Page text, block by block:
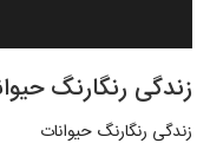
زندگی رنگارنگ
زندگی رنگارنگ حیوانات